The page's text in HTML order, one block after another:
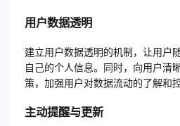
用户数据透明
建立用户数据透明的机制，让用户
自己的个人信息。同时，向用户清
策，加强用户对数据流动的了解和控
主动提醒与更新